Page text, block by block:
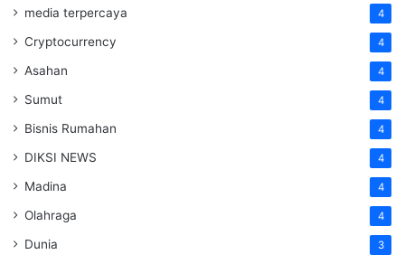
media terpercaya 4
Cryptocurrency 4
Asahan 4
Sumut 4
Bisnis Rumahan 4
DIKSI NEWS 4
Madina 4
Olahraga 4
Dunia 3